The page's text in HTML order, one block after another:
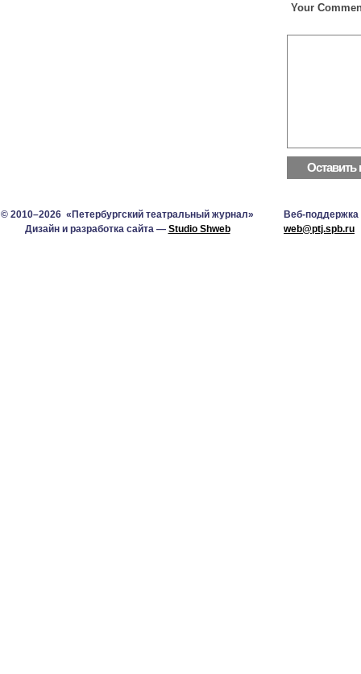
Your
© 2010–2026 «Петербургский театральный журнал»
Дизайн и разработка сайта — Studio Shweb
Веб-поддержка
web@ptj.spb.ru